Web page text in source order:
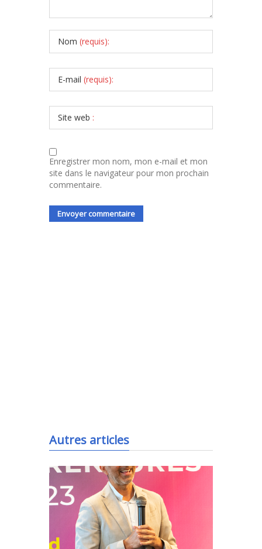
Nom (requis):
E-mail (requis):
Site web :
Enregistrer mon nom, mon e-mail et mon
site dans le navigateur pour mon prochain
commentaire.
Autres articles